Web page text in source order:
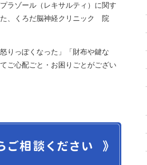
ゾール（レキサルティ）に関す
、くろだ脳神経クリニック 院
りっぽくなった」「財布や鍵な
ご心配ごと・お困りごとがござい